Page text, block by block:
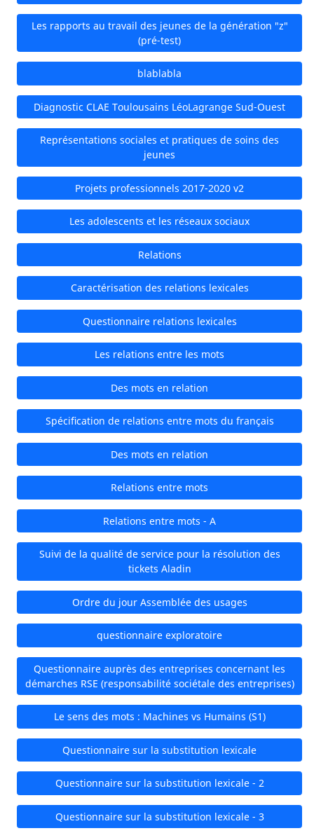
Les rapports au travail des jeunes de la génération "z"
(pré-test)
blablabla
Diagnostic CLAE Toulousains LéoLagrange Sud-Ouest
Représentations sociales et pratiques de soins des
jeunes
Projets professionnels 2017-2020 v2
Les adolescents et les réseaux sociaux
Relations
Caractérisation des relations lexicales
Questionnaire relations lexicales
Les relations entre les mots
Des mots en relation
Spécification de relations entre mots du français
Des mots en relation
Relations entre mots
Relations entre mots - A
Suivi de la qualité de service pour la résolution des
tickets Aladin
Ordre du jour Assemblée des usages
questionnaire exploratoire
Questionnaire auprès des entreprises concernant les
démarches RSE (responsabilité sociétale des entreprises)
Le sens des mots : Machines vs Humains (S1)
Questionnaire sur la substitution lexicale
Questionnaire sur la substitution lexicale - 2
Questionnaire sur la substitution lexicale - 3